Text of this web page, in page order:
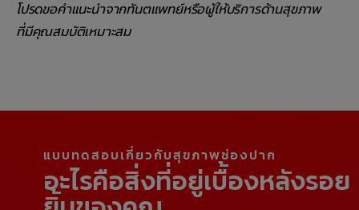
โปรดขอคำแนะนำจากทันตแพทย์หรือผู้ให้บริการด้านสุขภาพ
ที่มีคุณสมบัติเหมาะสม
แบบทดสอบเกี่ยวกับสุขภาพช่องปาก
อะไรคือสิ่งที่อยู่เบื้องหลังรอย